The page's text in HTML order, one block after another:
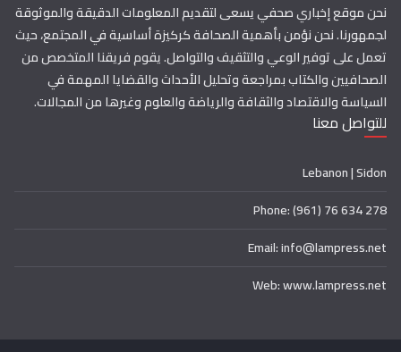
نحن موقع إخباري صحفي يسعى لتقديم المعلومات الدقيقة والموثوقة
لجمهورنا. نحن نؤمن بأهمية الصحافة كركيزة أساسية في المجتمع، حيث
تعمل على توفير الوعي والتثقيف والتواصل. يقوم فريقنا المتخصص من
الصحافيين والكتاب بمراجعة وتحليل الأحداث والقضايا المهمة في
السياسة والاقتصاد والثقافة والرياضة والعلوم وغيرها من المجالات.
للتواصل معنا
Lebanon | Sidon
Phone: (961) 76 634 278
Email: info@lampress.net
Web: www.lampress.net